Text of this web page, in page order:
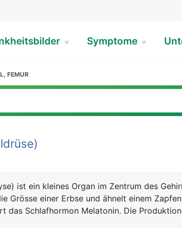
Symptome
FEMUR
ist ein kleines Organ im Zentrum des
Grösse einer Erbse und ähnelt einem
das Schlafhormon Melatonin. Die